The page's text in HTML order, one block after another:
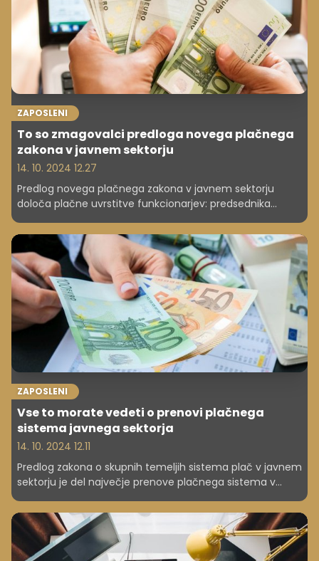
ZAPOSLENI
To so zmagovalci predloga novega plačnega
zakona v javnem sektorju
14. 10. 2024 12.27
Predlog novega plačnega zakona v javnem sektorju
določa plačne uvrstitve funkcionarjev: predsednika
veje oblasti, kot tudi drugih državnih organov in lokalnih
skupnosti. Ob koncu reforme, leta 2028, bi bile njihove
plače občutno višje, od nekaterih za 40, 50 odstotkov, pri
nekaterih tudi več.
ZAPOSLENI
Vse to morate vedeti o prenovi plačnega
sistema javnega sektorja
14. 10. 2024 12.11
Predlog zakona o skupnih temeljih sistema plač v javnem
sektorju je del največje prenove plačnega sistema v
s skupno več kot 120 členi med drugim uvaja
spremembe v sistema nagrajevanja in napredovanja ter
na novo določa način usklajevanja plač z inflacijo.